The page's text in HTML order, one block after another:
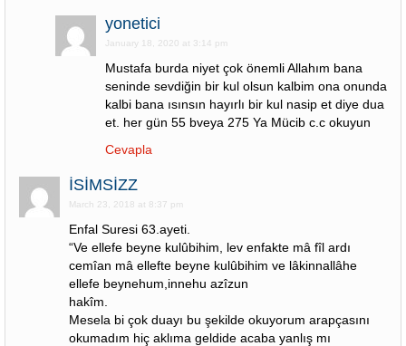
yonetici
January 18, 2020 at 3:14 pm
Mustafa burda niyet çok önemli Allahım bana
seninde sevdiğin bir kul olsun kalbim ona onunda
kalbi bana ısınsın hayırlı bir kul nasip et diye dua
et. her gün 55 bveya 275 Ya Mücib c.c okuyun
Cevapla
İSİMSİZZ
March 23, 2018 at 8:37 pm
Enfal Suresi 63.ayeti.
“Ve ellefe beyne kulûbihim, lev enfakte mâ fîl ardı
cemîan mâ ellefte beyne kulûbihim ve lâkinnallâhe
ellefe beynehum,innehu azîzun
hakîm.
Mesela bi çok duayı bu şekilde okuyorum arapçasını
okumadım hiç aklıma geldide acaba yanlış mı